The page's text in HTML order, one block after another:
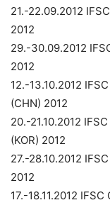
21.-22.09.2012
2012
29.-30.09.2012
2012
12.-13.10.2012
(CHN) 2012
20.-21.10.2012
(KOR) 2012
27.-28.10.2012
2012
17.-18.11.2012